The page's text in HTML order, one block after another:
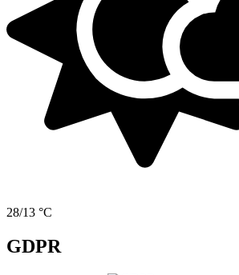
28/13 °C
GDPR